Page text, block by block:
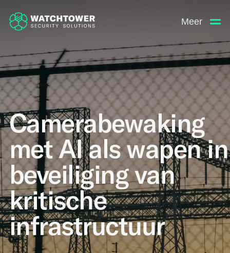
Meer
Camerabewaking
met AI als wapen in
beveiliging van
kritische
infrastructuur